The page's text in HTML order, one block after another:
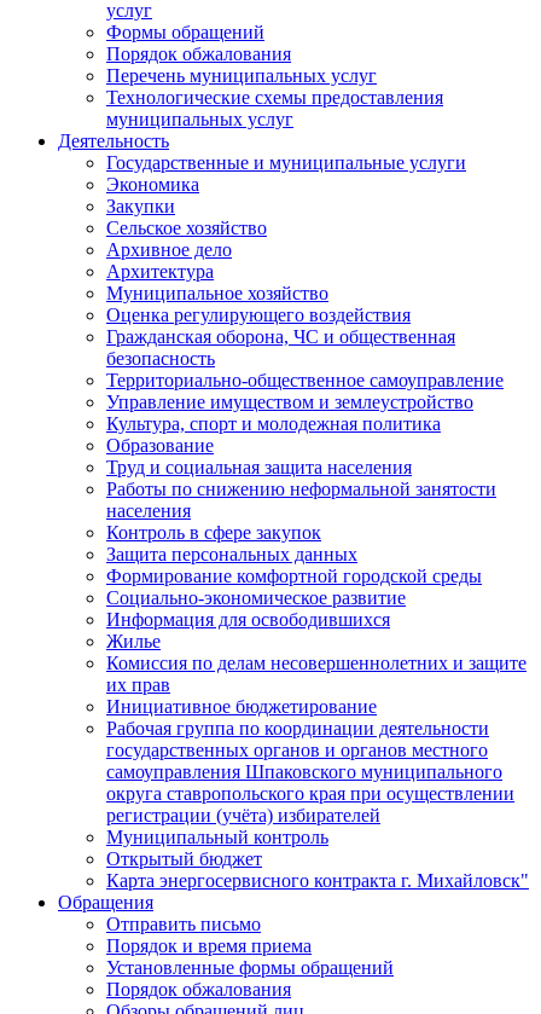
услуг
Формы обращений
Порядок обжалования
Перечень муниципальных услуг
Технологические схемы предоставления
муниципальных услуг
Деятельность
Государственные и муниципальные услуги
Экономика
Закупки
Сельское хозяйство
Архивное дело
Архитектура
Муниципальное хозяйство
Оценка регулирующего воздействия
Гражданская оборона, ЧС и общественная
безопасность
Территориально-общественное самоуправление
Управление имуществом и землеустройство
Культура, спорт и молодежная политика
Образование
Труд и социальная защита населения
Работы по снижению неформальной занятости
населения
Контроль в сфере закупок
Защита персональных данных
Формирование комфортной городской среды
Социально-экономическое развитие
Информация для освободившихся
Жилье
Комиссия по делам несовершеннолетних и защите
их прав
Инициативное бюджетирование
Рабочая группа по координации деятельности
государственных органов и органов местного
самоуправления Шпаковского муниципального
округа ставропольского края при осуществлении
регистрации (учёта) избирателей
Муниципальный контроль
Открытый бюджет
Карта энергосервисного контракта г. Михайловск"
Обращения
Отправить письмо
Порядок и время приема
Установленные формы обращений
Порядок обжалования